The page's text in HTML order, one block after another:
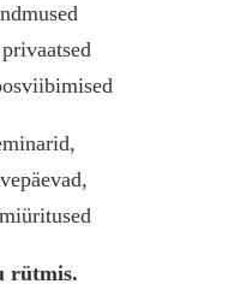
rütmis.